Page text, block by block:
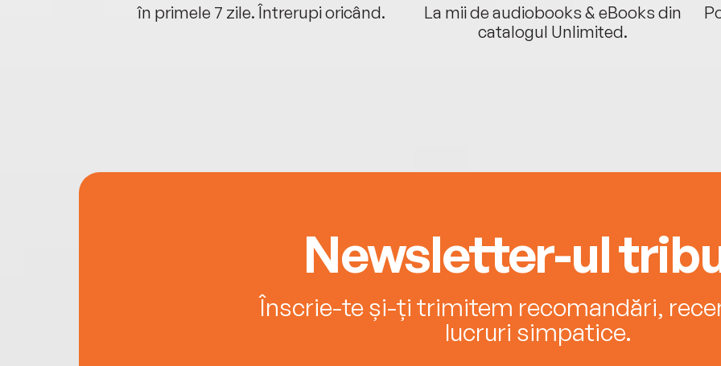
în primele 7 zile. Întrerupi oricând.
La mii de audiobooks & eBooks din
catalogul Unlimited.
Newsletter-ul
Înscrie-te și-ți trimitem recomandări,
lucruri simpatice.